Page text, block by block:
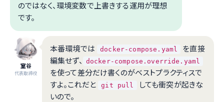
のではなく、環境変数で上書きする運用が理想
です。
室谷
代表取締役
本番環境では docker-compose.yaml
を直接
編集せず、
docker-compose.override.yaml
を使って差分だけ書くのがベストプラクティスで
すよ。これだと
git pull
しても衝突が起きな
いので。